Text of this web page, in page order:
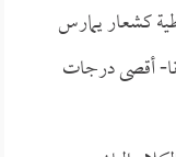
كشعار يمارس
أقصى درجات